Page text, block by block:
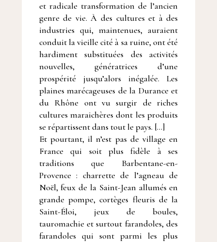
et radicale transformation de l’ancien
genre de vie. À des cultures et à des
industries qui, maintenues, auraient
conduit la vieille cité à sa ruine, ont été
hardiment substituées des activités
nouvelles, génératrices d’une
prospérité jusqu’alors inégalée. Les
plaines marécageuses de la Durance et
du Rhône ont vu surgir de riches
cultures maraichères dont les produits
se répartissent dans tout le pays. […]
Et pourtant, il n’est pas de village en
France qui soit plus fidèle à ses
traditions que Barbentane-en-
Provence : charrette de l’agneau de
Noël, feux de la Saint-Jean allumés en
grande pompe, cortèges fleuris de la
Saint-Éloi, jeux de boules,
tauromachie et surtout farandoles, des
farandoles qui sont parmi les plus